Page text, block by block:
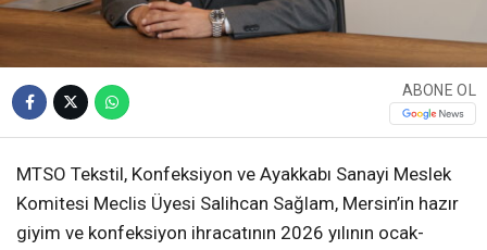
ABONE OL
MTSO Tekstil, Konfeksiyon ve Ayakkabı Sanayi Meslek
Komitesi Meclis Üyesi Salihcan Sağlam, Mersin’in hazır
giyim ve konfeksiyon ihracatının 2026 yılının ocak-